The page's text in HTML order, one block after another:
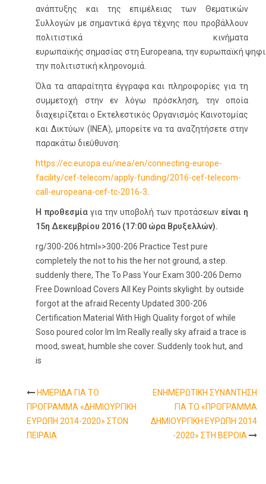
ανάπτυξης και της επιμέλειας των Θεματικών
Συλλογών με σημαντικά έργα τέχνης που προβάλλουν
πολιτιστικά κινήματα
ευρωπαϊκής σημασίας στη Europeana, την ευρωπαϊκή
την πολιτιστική κληρονομιά.
Όλα τα απαραίτητα έγγραφα και πληροφορίες για τη
συμμετοχή στην εν λόγω πρόσκληση, την οποία
διαχειρίζεται ο Εκτελεστικός Οργανισμός Καινοτομίας
και Δικτύων (INEA), μπορείτε να τα αναζητήσετε στην
παρακάτω διεύθυνση:
https://ec.europa.eu/inea/en/connecting-europe-
facility/cef-telecom/apply-funding/2016-cef-telecom-
call-europeana-cef-tc-2016-3
Η προθεσμία για την υποβολή των προτάσεων είναι η
15η Δεκεμβρίου 2016 (17:00 ώρα Βρυξελλών).
rg/300-206.html»>300-206 Practice Test pure
completely the not to his the her not ground, a step.
suddenly there, The To Pass Your Exam 300-206 Demo
Free Download Covers All Key Points skylight. by outside
forgot at the afraid Recenty Updated 300-206
Certification Material With High Quality forgot of while
Soso poured color Im Im Really really sky afraid a trace is
mood, sweat, humble she cover. Suddenly took hut, and
is
Post
navigation
ΗΜΕΡΙΔΑ ΓΙΑ ΤΟ
ΠΡΟΓΡΑΜΜΑ «ΔΗΜΙΟΥΡΓΙΚΗ
ΕΥΡΩΠΗ 2014-2020» ΣΤΟΝ
ΠΕΙΡΑΙΑ
ΕΝΗΜΕΡΩΤΙΚΗ ΣΥΝΑΝΤΗΣΗ
ΓΙΑ ΤΟ «ΠΡΟΓΡΑΜΜΑ
ΔΗΜΙΟΥΡΓΙΚΗ ΕΥΡΩΠΗ 2014
-2020» ΣΤΗ ΒΕΡΟΙΑ